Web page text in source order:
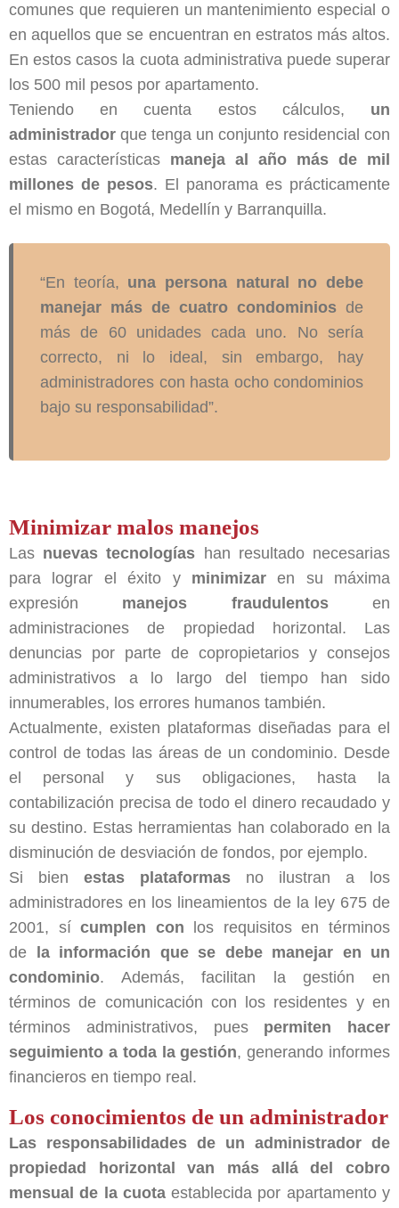
comunes que requieren un mantenimiento especial o
en aquellos que se encuentran en estratos más altos.
En estos casos la cuota administrativa puede superar
los 500 mil pesos por apartamento.
Teniendo en cuenta estos cálculos, un
administrador que tenga un conjunto residencial con
estas características maneja al año más de mil
millones de pesos. El panorama es prácticamente
el mismo en Bogotá, Medellín y Barranquilla.
“En teoría, una persona natural no debe
manejar más de cuatro condominios de
más de 60 unidades cada uno. No sería
correcto, ni lo ideal, sin embargo, hay
administradores con hasta ocho condominios
bajo su responsabilidad”.
Minimizar malos manejos
Las nuevas tecnologías han resultado necesarias
para lograr el éxito y minimizaren su máxima
expresión manejos fraudulentosen
administraciones de propiedad horizontal. Las
denuncias por parte de copropietarios y consejos
administrativos a lo largo del tiempo han sido
innumerables, los errores humanos también.
Actualmente, existen plataformas diseñadas para el
control de todas las áreas de un condominio. Desde
el personal y sus obligaciones, hasta la
contabilización precisa de todo el dinero recaudado y
su destino. Estas herramientas han colaborado en la
disminución de desviación de fondos, por ejemplo.
Si bien estas plataformas no ilustran a los
administradores en los lineamientos de la ley 675 de
2001, sícumplen con
los requisitos en términos
de
la información que se debe manejar en un
condominio. Además, facilitan la gestión en
términos de comunicación con los residentes y en
términos administrativos, pues permiten hacer
seguimiento a toda la gestión, generando informes
financieros en tiempo real.
Los conocimientos de un administrador
Las responsabilidades de un administrador de
propiedad horizontal van más allá del cobro
mensual de la cuotaestablecida por apartamento y